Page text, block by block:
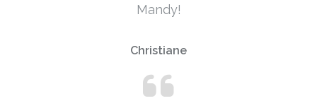
Mandy!
Christiane